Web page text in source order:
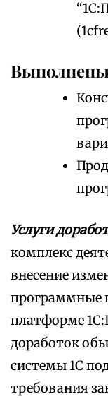
Услуги
комплекс
внесение
программные
платформе
доработок
системы 1С
требования